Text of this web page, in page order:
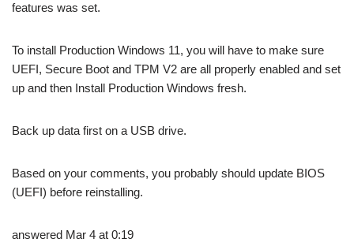
features was set.
To install Production Windows 11, you will have to make sure
UEFI, Secure Boot and TPM V2 are all properly enabled and set
up and then Install Production Windows fresh.
Back up data first on a USB drive.
Based on your comments, you probably should update BIOS
(UEFI) before reinstalling.
answered Mar 4 at 0:19